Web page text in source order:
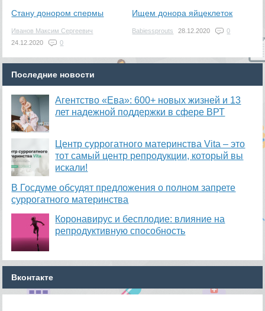
Стану донором спермы
Иванов Максим Сергеевич
24.12.2020
0
Ищем донора яйцеклеток
Babiessprouts 28.12.2020 0
Последние новости
Агентство «Ева»: 600+ новых жизней и 13
лет надежной поддержки в сфере ВРТ
​Центр суррогатного материнства Vita – это
тот самый центр репродукции, который вы
искали!
В Госдуме обсудят предложения о полном запрете
суррогатного материнства
Коронавирус и бесплодие: влияние на
репродуктивную способность
Вконтакте